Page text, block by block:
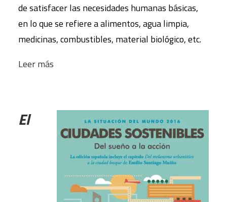
de satisfacer las necesidades humanas básicas,
en lo que se refiere a alimentos, agua limpia,
medicinas, combustibles, material biológico, etc.
Leer más
El